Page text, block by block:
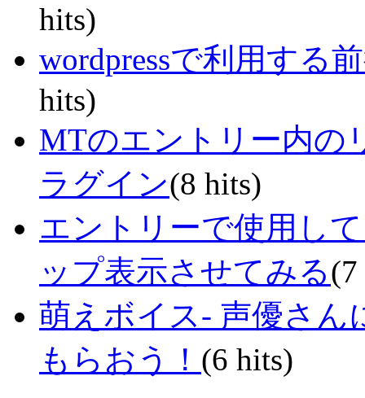
hits)
wordpressで利用する
hits)
MTのエントリー内の
ラグイン(8 hits)
エントリーで使用し
ップ表示させてみる(7
萌えボイス- 声優さん
もらおう！ (6 hits)